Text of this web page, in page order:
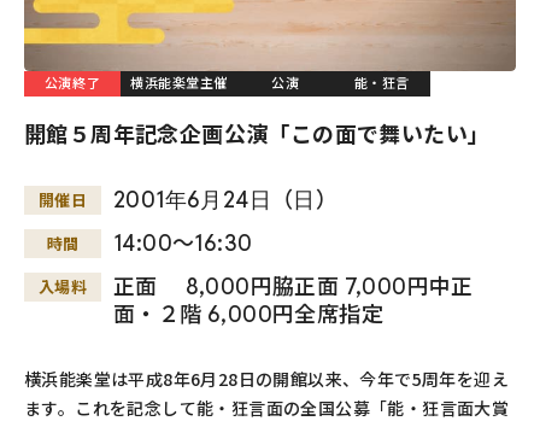
公演終了 横浜能楽堂主催 公演 能・狂言
開館５周年記念企画公演「この面で舞いたい」
開催日 2001年6月 24日 （日 ）
時間 14:00～16:30
入場料
正面 8,000円脇正面 7,000円中正
面・２階 6,000円全席指定
横浜能楽堂は平成8年6月28日の開館以来、今年で5周年を迎え
ます。これを記念して能・狂言面の全国公募「能・狂言面大賞